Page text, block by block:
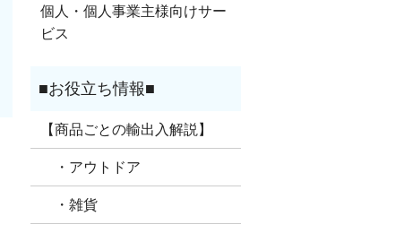
個人・個人事業主様向けサー
ビス
【商品ごとの輸出入解説】
・アウトドア
・雑貨